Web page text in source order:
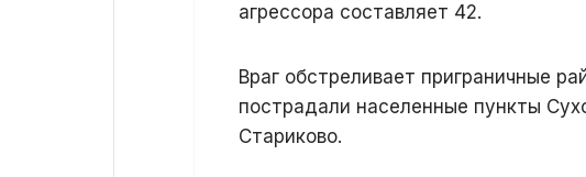
агрессора составляет 42.
Враг обстреливает приграничные
пострадали населенные пункты
Стариково.